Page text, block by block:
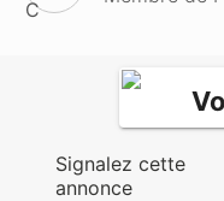
Signalez cette
annonce